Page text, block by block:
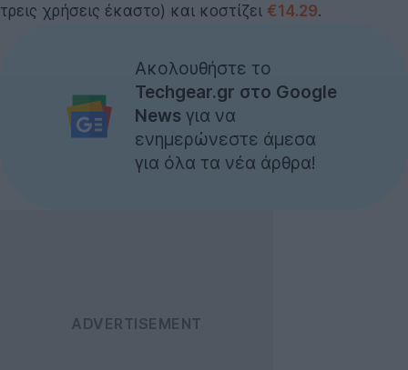
τρεις χρήσεις έκαστο) και κοστίζει €14.29.
Ακολουθήστε το
Techgear.gr στο Google
News για να
ενημερώνεστε άμεσα
για όλα τα νέα άρθρα!